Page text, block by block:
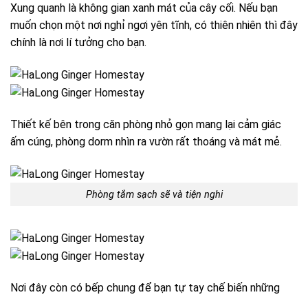
Xung quanh là không gian xanh mát của cây cối. Nếu bạn
muốn chọn một nơi nghỉ ngơi yên tĩnh, có thiên nhiên thì đây
chính là nơi lí tưởng cho bạn.
Thiết kế bên trong căn phòng nhỏ gọn mang lại cảm giác
ấm cúng, phòng dorm nhìn ra vườn rất thoáng và mát mẻ.
Phòng tắm sạch sẽ và tiện nghi
Nơi đây còn có bếp chung để bạn tự tay chế biến những